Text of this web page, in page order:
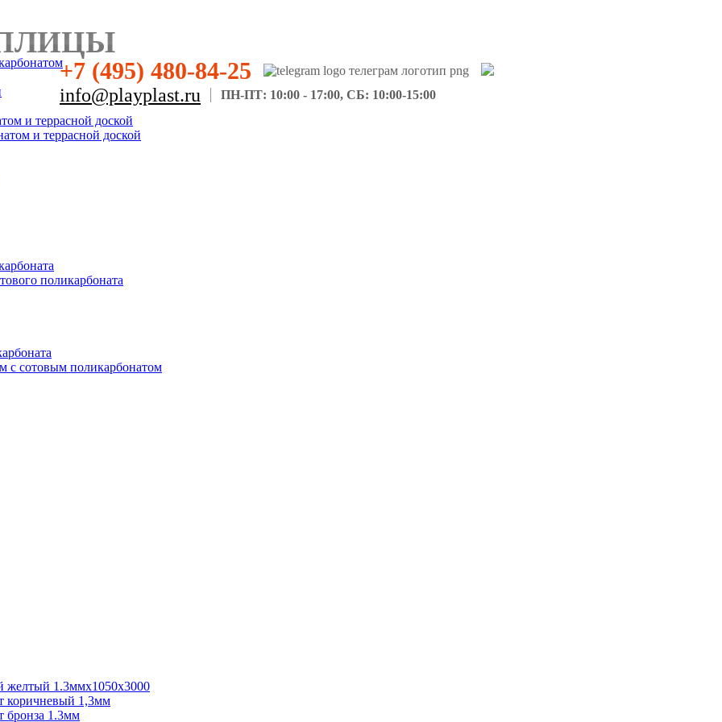
+7 (495) 480-84-25
info@playplast.ru ПН-ПТ: 10:00 - 17:00, СБ: 10:00-15:00
и террасной доской
и террасной доской
поликарбоната
с сотовым поликарбонатом
желтый 1.3ммх1050х3000
коричневый 1,3мм
бронза 1.3мм